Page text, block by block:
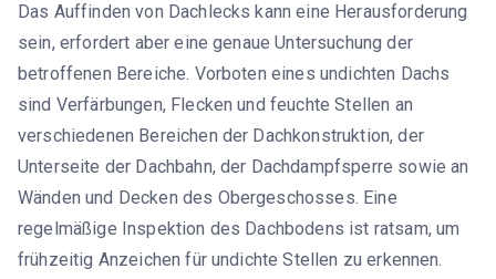
Das Auffinden von Dachlecks kann eine Herausforderung
sein, erfordert aber eine genaue Untersuchung der
betroffenen Bereiche. Vorboten eines undichten Dachs
sind Verfärbungen, Flecken und feuchte Stellen an
verschiedenen Bereichen der Dachkonstruktion, der
Unterseite der Dachbahn, der Dachdampfsperre sowie an
Wänden und Decken des Obergeschosses. Eine
regelmäßige Inspektion des Dachbodens ist ratsam, um
frühzeitig Anzeichen für undichte Stellen zu erkennen.